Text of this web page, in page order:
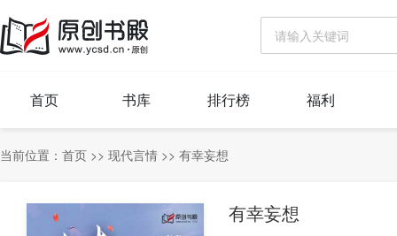
首页 书库 排行榜 福利
当前位置： 首页 >> 现代言情 >> 有幸妄想
有幸妄想